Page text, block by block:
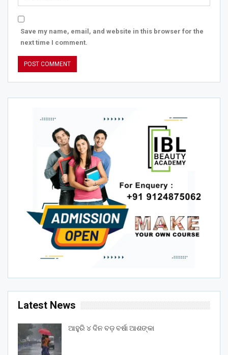
Save my name, email, and website in this browser for the
next time I comment.
Latest News
ଆହୁରି ୪ ଦିନ ବଡ଼ ବର୍ଷା ଆଶଙ୍କା